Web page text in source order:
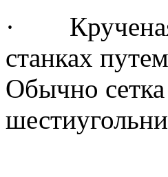
· Крученая
станках
Обычно